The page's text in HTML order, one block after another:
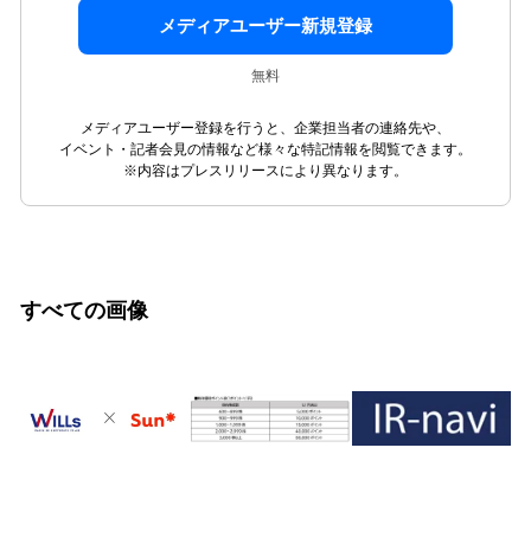
メディアユーザー新規登録
無料
メディアユーザー登録を行うと、企業担当者の連絡先や、
イベント・記者会見の情報など様々な特記情報を閲覧できます。
※内容はプレスリリースにより異なります。
すべての画像